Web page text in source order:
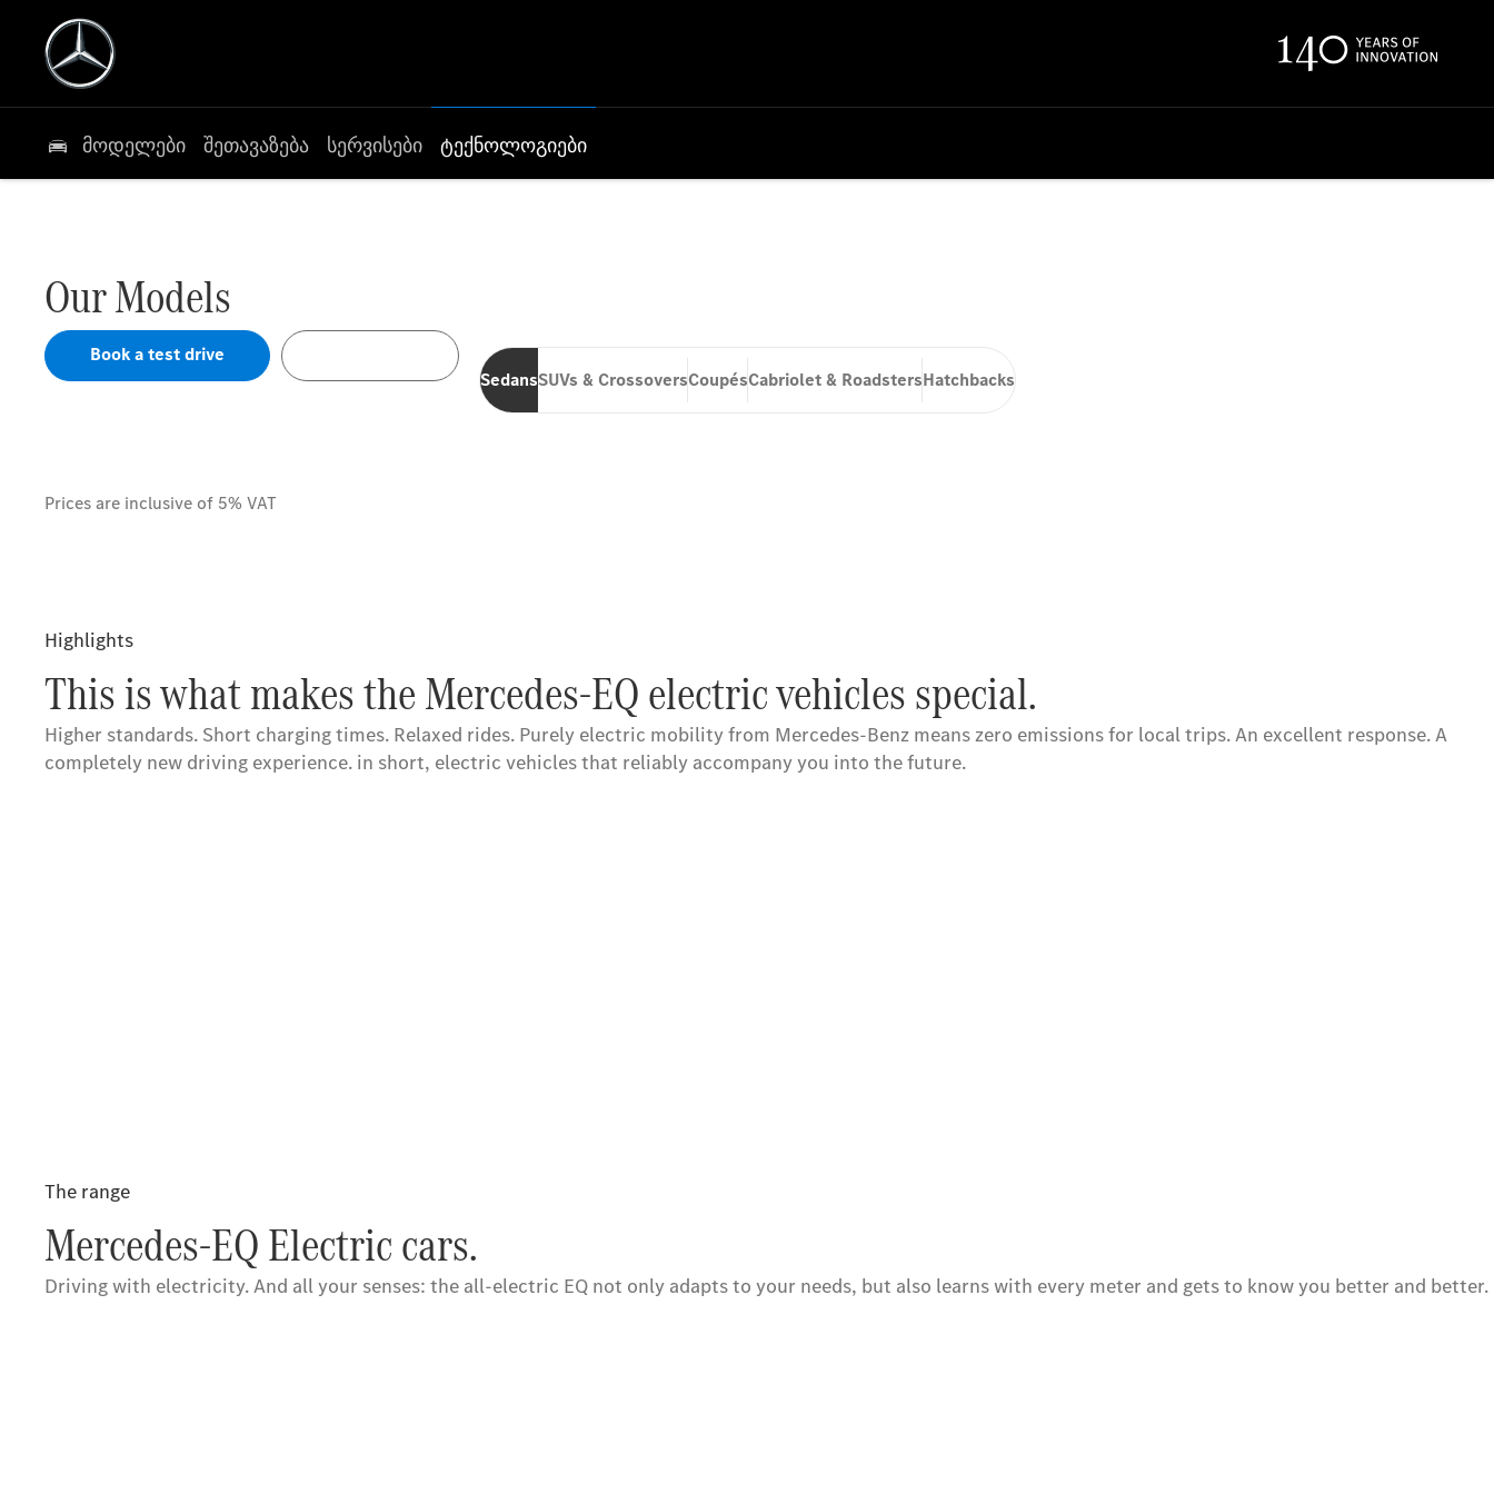
მოდელები შეთავაზება სერვისები ტექნოლოგიები
Book a test drive
Our Models
SedansSUVs & CrossoversCoupésCabriolet & RoadstersHatchbacks
Prices are inclusive of 5% VAT
Highlights
This is what makes the Mercedes-EQ electric vehicles special.
Higher standards. Short charging times. Relaxed rides. Purely electric mobility from Mercedes-Benz means zero emissions for local trips. An excellent response. A
completely new driving experience. in short, electric vehicles that reliably accompany you into the future.
The range
Mercedes-EQ Electric cars.
Driving with electricity. And all your senses: the all-electric EQ not only adapts to your needs, but also learns with every meter and gets to know you better and better.